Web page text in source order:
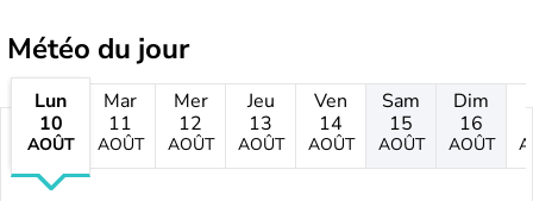
Météo du jour
Lun
10
AOÛT
Mar
11
AOÛT
Mer
12
AOÛT
Jeu
13
AOÛT
Ven
14
AOÛT
Sam
15
AOÛT
Dim
16
AOÛT